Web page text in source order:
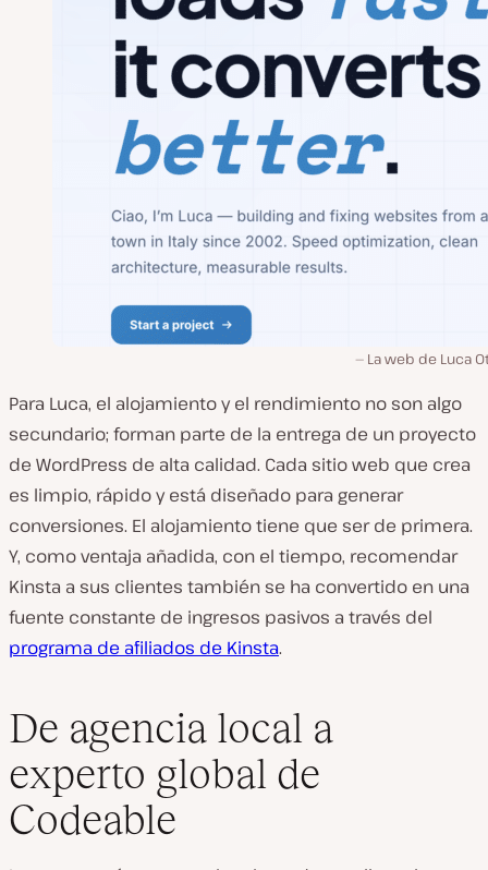
La web de Luca
Para Luca, el alojamiento y el rendimiento no son algo
secundario; forman parte de la entrega de un proyecto
de WordPress de alta calidad. Cada sitio web que crea
es limpio, rápido y está diseñado para generar
conversiones. El alojamiento tiene que ser de primera.
Y, como ventaja añadida, con el tiempo, recomendar
Kinsta a sus clientes también se ha convertido en una
fuente constante de ingresos pasivos a través del
programa de afiliados de Kinsta.
De agencia local a
experto global de
Codeable